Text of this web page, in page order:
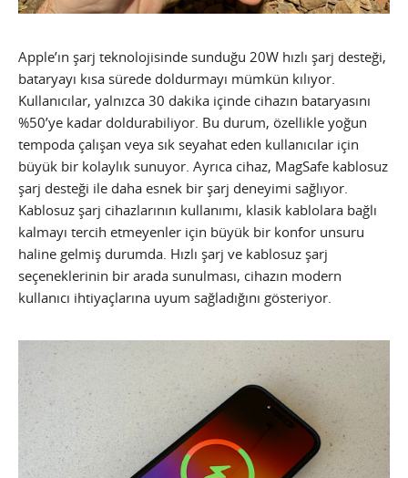
Apple’ın şarj teknolojisinde sunduğu 20W hızlı şarj desteği,
bataryayı kısa sürede doldurmayı mümkün kılıyor.
Kullanıcılar, yalnızca 30 dakika içinde cihazın bataryasını
%50’ye kadar doldurabiliyor. Bu durum, özellikle yoğun
tempoda çalışan veya sık seyahat eden kullanıcılar için
büyük bir kolaylık sunuyor. Ayrıca cihaz, MagSafe kablosuz
şarj desteği ile daha esnek bir şarj deneyimi sağlıyor.
Kablosuz şarj cihazlarının kullanımı, klasik kablolara bağlı
kalmayı tercih etmeyenler için büyük bir konfor unsuru
haline gelmiş durumda. Hızlı şarj ve kablosuz şarj
seçeneklerinin bir arada sunulması, cihazın modern
kullanıcı ihtiyaçlarına uyum sağladığını gösteriyor.